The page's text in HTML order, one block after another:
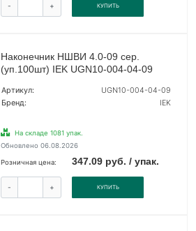
- + КУПИТЬ
Наконечник НШВИ 4.0-09 сер.
(уп.100шт) IEK UGN10-004-04-09
Артикул:
UGN10-004-04-09
Бренд:
IEK
На складе 1081 упак.
Обновлено 06.08.2026
Розничная цена: 347.09 руб. / упак.
- + КУПИТЬ